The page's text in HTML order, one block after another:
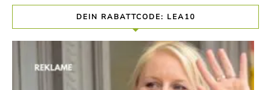
DEIN RABATTCODE: LEA10